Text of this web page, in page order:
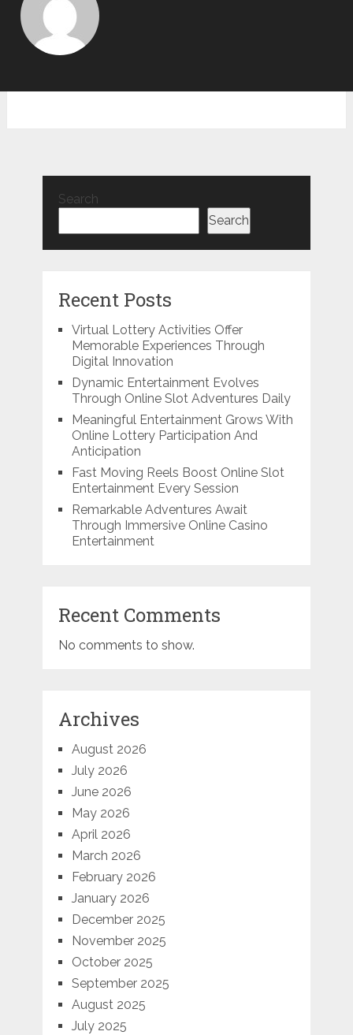
Search
Search
Recent Posts
Virtual Lottery Activities Offer
Memorable Experiences Through
Digital Innovation
Dynamic Entertainment Evolves
Through Online Slot Adventures Daily
Meaningful Entertainment Grows With
Online Lottery Participation And
Anticipation
Fast Moving Reels Boost Online Slot
Entertainment Every Session
Remarkable Adventures Await
Through Immersive Online Casino
Entertainment
Recent Comments
No comments to show.
Archives
August 2026
July 2026
June 2026
May 2026
April 2026
March 2026
February 2026
January 2026
December 2025
November 2025
October 2025
September 2025
August 2025
July 2025